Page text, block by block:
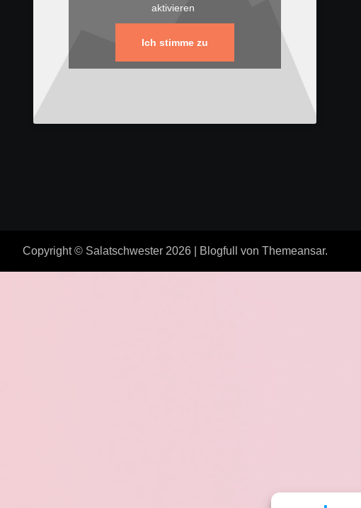
aktivieren
Ich stimme zu
Copyright © Salatschwester 2026 Blogfull von Themeansar.